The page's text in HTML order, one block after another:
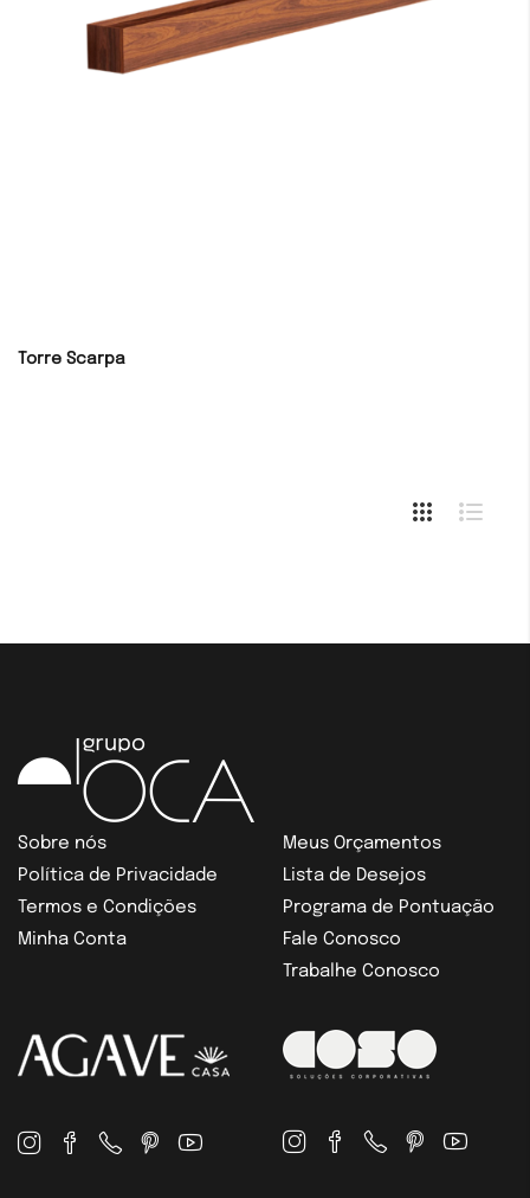
Torre Scarpa
Sobre nós
Política de Privacidade
Termos e Condições
Minha Conta
Meus Orçamentos
Lista de Desejos
Programa de Pontuação
Fale Conosco
Trabalhe Conosco